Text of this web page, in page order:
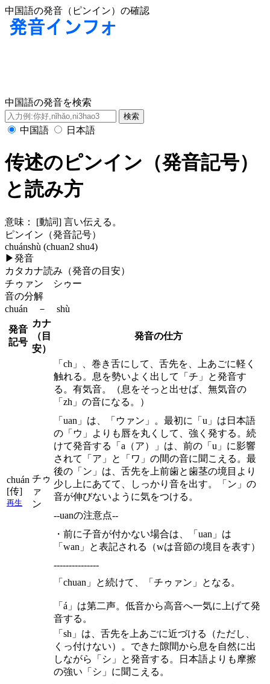
中国語の発音（ピンイン）の確認
中国語の発音を検索
中国語 日本語
传述のピンイン（発音記号）
と読み方
意味：
[動詞] 言い伝える。
ピンイン（発音記号）
chuánshù (chuan2 shu4)
▶発音
カタカナ読み（発音の目安）
チゥァン シゥー
音の分解
chuán － shù
発音
記号
カナ
（目
安）
発音の仕方
chuán
[传]
再生
チゥ
ァ
ン
「ch」、巻き舌にして、舌先を、上あごに軽く
触れる。息を勢いよく出して「チ」と発音す
る。有気音。（息をそっと出せば、無気音の
「zh」の音になる。）
「uan」は、「ウァン」。最初に「u」は日本語
の「ウ」よりも唇を丸くして、強く発する。続
けて発音する「a（ア）」は、前の「u」に影響
されて「ア」と「ワ」の間の音に聞こえる。最
後の「ン」は、舌先を上前歯と歯茎の境目より
少し上にあてて、しっかり音を出す。「ン」の
音が伸びないように気をつける。
--uanの注意点--
・前に子音が付かない場合は、「uan」は
「wan」と表記される（wは音節の境目を表す）
---------------
「chuan」と続けて、「チゥァン」となる。
「á」は第二声。低音から高音へ一気に上げて発
音する。
「sh」は、舌先を上あごに近づける（ただし、
くっ付けない）。できた隙間から息を自然に出
しながら「シ」と発音する。日本語よりも摩擦
の強い「シ」に聞こえる。